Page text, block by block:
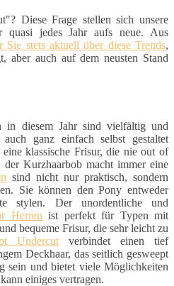
Diese Frage stellen sich unsere
quasi jedes Jahr aufs neue. Aus
Sie stets aktuell über diese Trends,
aber auch auf dem neusten Stand
in diesem Jahr sind vielfältig und
ganz einfach selbst gestaltet
klassische Frisur, die nie out of
Kurzhaarbob macht immer eine
sind nicht nur praktisch, sondern
Sie können den Pony entweder
stylen. Der unordentliche und
Herren ist perfekt für Typen mit
bequeme Frisur, die sehr leicht zu
Undercutverbindet einen tief
Deckhaar, das seitlich gesweept
und bietet viele Möglichkeiten
einiges vertragen.